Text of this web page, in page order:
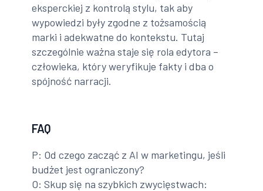
eksperckiej z kontrolą stylu, tak aby
wypowiedzi były zgodne z tożsamością
marki i adekwatne do kontekstu. Tutaj
szczególnie ważna staje się rola edytora –
człowieka, który weryfikuje fakty i dba o
spójność narracji.
FAQ
P: Od czego zacząć z AI w marketingu, jeśli
budżet jest ograniczony?
O: Skup się na szybkich zwycięstwach: